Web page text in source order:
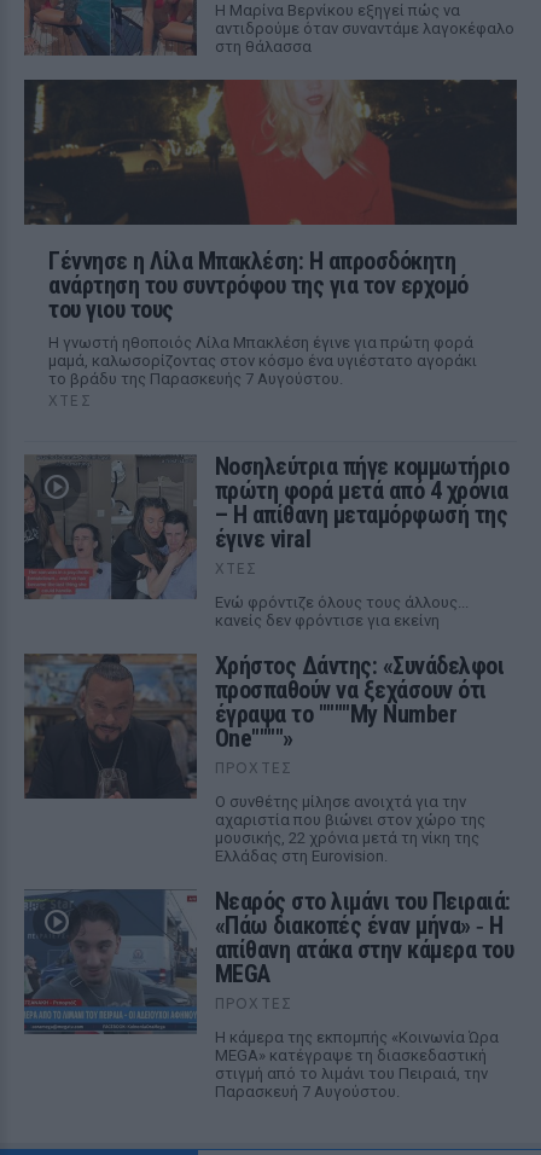
Η Μαρίνα Βερνίκου εξηγεί πώς να
αντιδρούμε όταν συναντάμε λαγοκέφαλο
στη θάλασσα
Γέννησε η Λίλα Μπακλέση: Η απροσδόκητη
ανάρτηση του συντρόφου της για τον ερχομό
του γιου τους
Η γνωστή ηθοποιός Λίλα Μπακλέση έγινε για πρώτη φορά
μαμά, καλωσορίζοντας στον κόσμο ένα υγιέστατο αγοράκι
το βράδυ της Παρασκευής 7 Αυγούστου.
ΧΤΕΣ
Νοσηλεύτρια πήγε κομμωτήριο
πρώτη φορά μετά από 4 χρόνια
– Η απίθανη μεταμόρφωσή της
έγινε viral
ΧΤΕΣ
Ενώ φρόντιζε όλους τους άλλους...
κανείς δεν φρόντισε για εκείνη
Χρήστος Δάντης: «Συνάδελφοι
προσπαθούν να ξεχάσουν ότι
έγραψα το """"My Number
One""""»
ΠΡΟΧΤΈΣ
Ο συνθέτης μίλησε ανοιχτά για την
αχαριστία που βιώνει στον χώρο της
μουσικής, 22 χρόνια μετά τη νίκη της
Ελλάδας στη Eurovision.
Νεαρός στο λιμάνι του Πειραιά:
«Πάω διακοπές έναν μήνα» ‑ Η
απίθανη ατάκα στην κάμερα του
MEGA
ΠΡΟΧΤΈΣ
Η κάμερα της εκπομπής «Κοινωνία Ώρα
MEGA» κατέγραψε τη διασκεδαστική
στιγμή από το λιμάνι του Πειραιά, την
Παρασκευή 7 Αυγούστου.